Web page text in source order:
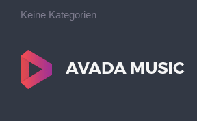
Keine Kategorien